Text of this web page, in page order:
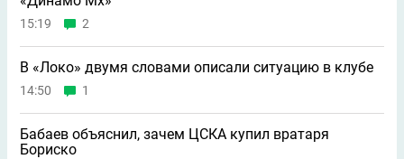
15:19 2
В «Локо» двумя словами описали ситуацию в клубе
14:50 1
Бабаев объяснил, зачем ЦСКА купил вратаря
Бориско